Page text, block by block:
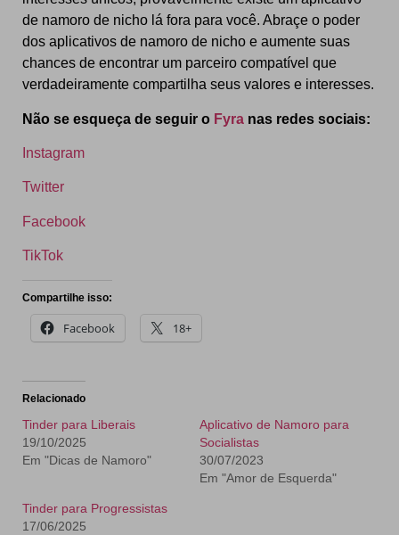
de namoro de nicho lá fora para você. Abraçe o poder
dos aplicativos de namoro de nicho e aumente suas
chances de encontrar um parceiro compatível que
verdadeiramente compartilha seus valores e interesses.
Não se esqueça de seguir o Fyra nas redes sociais:
Instagram
Twitter
Facebook
TikTok
Compartilhe isso:
Facebook 18+
Relacionado
Tinder para Liberais
19/10/2025
Em "Dicas de Namoro"
Aplicativo de Namoro para
Socialistas
30/07/2023
Em "Amor de Esquerda"
Tinder para Progressistas
17/06/2025